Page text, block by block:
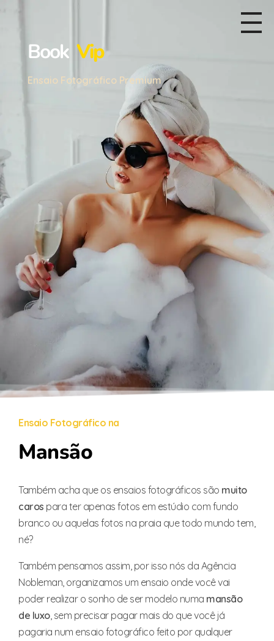
Book Vip
Ensaio Fotográfico Premium
Ensaio Fotográfico na
Mansão
Também acha que os ensaios fotográficos são muito
caros para ter apenas fotos em estúdio com fundo
branco ou aquelas fotos na praia que todo mundo tem,
né?
Também pensamos assim, por isso nós da Agência
Nobleman, organizamos um ensaio onde você vai
poder realizar o sonho de ser modelo numa mansão
de luxo, sem precisar pagar mais do que você já
pagaria num ensaio fotográfico feito por qualquer